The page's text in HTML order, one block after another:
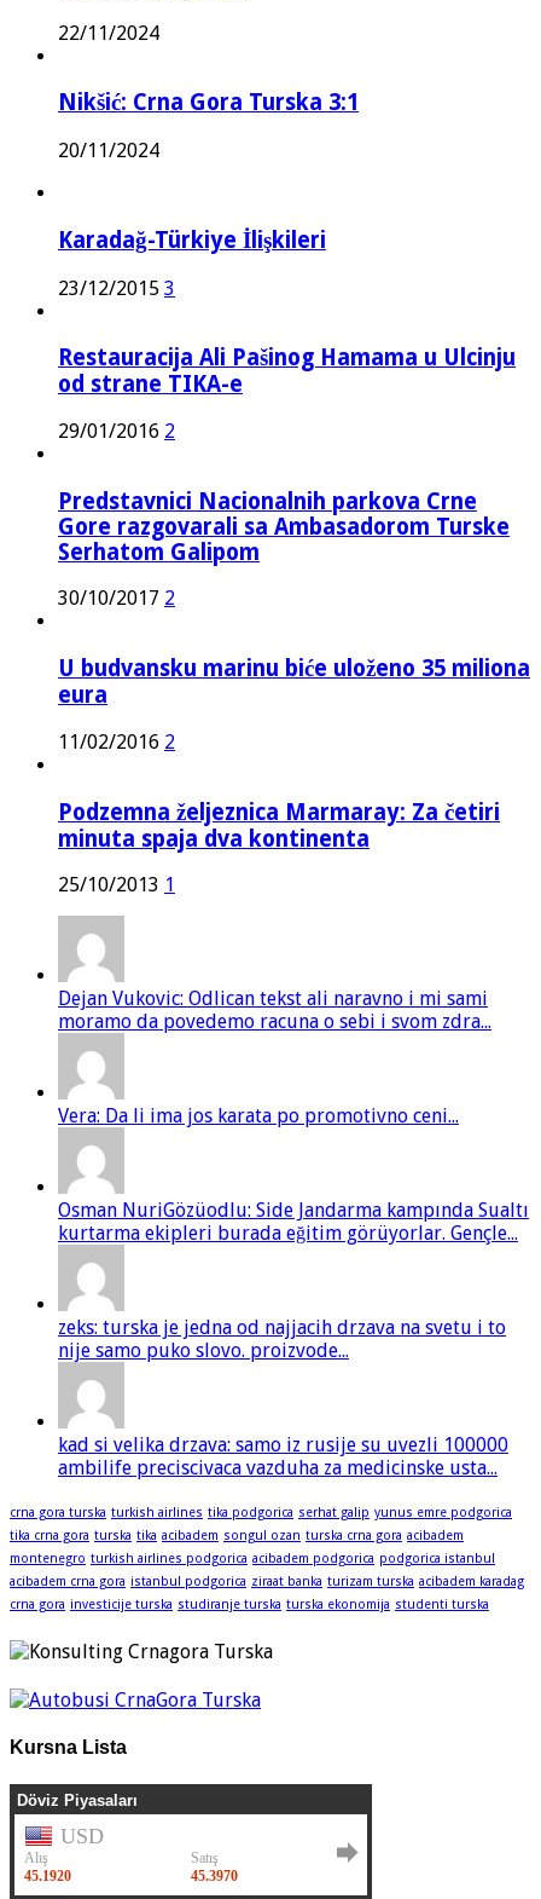
22/11/2024
Nikšić: Crna Gora Turska 3:1
20/11/2024
Karadağ-Türkiye İlişkileri
23/12/2015 3
Restauracija Ali Pašinog Hamama u Ulcinju
od strane TIKA-e
29/01/2016 2
Predstavnici Nacionalnih parkova Crne
Gore razgovarali sa Ambasadorom Turske
Serhatom Galipom
30/10/2017 2
U budvansku marinu biće uloženo 35 miliona
eura
11/02/2016 2
Podzemna željeznica Marmaray: Za četiri
minuta spaja dva kontinenta
25/10/2013 1
Dejan Vukovic: Odlican tekst ali naravno i mi sami
moramo da povedemo racuna o sebi i svom zdra...
Vera: Da li ima jos karata po promotivno ceni...
Osman NuriGözüodlu: Side Jandarma kampında Sualtı
kurtarma ekipleri burada eğitim görüyorlar. Gençle...
zeks: turska je jedna od najjacih drzava na svetu i to
nije samo puko slovo. proizvode...
kad si velika drzava: samo iz rusije su uvezli 100000
ambilife preciscivaca vazduha za medicinske usta...
crna gora turska turkish airlines tika podgorica serhat galip yunus emre podgorica
tika crna gora turska tika acibadem songul ozan turska crna gora acibadem
montenegro turkish airlines podgorica acibadem podgorica podgorica istanbul
acibadem crna gora istanbul podgorica ziraat banka turizam turska acibadem karadag
crna gora investicije turska studiranje turska turska ekonomija studenti turska
Kursna Lista